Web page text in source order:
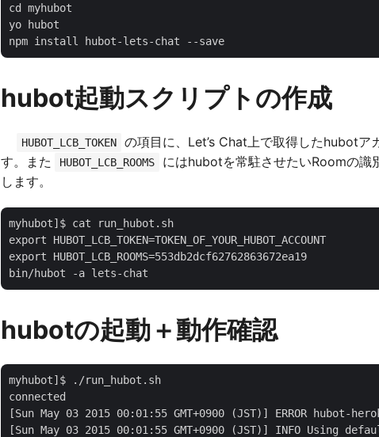
cd myhubot
yo hubot
hubot起動スクリプトの作成
HUBOT_LCB_TOKEN
の項目に、Let’s Chat上で取得したhubotア
す。また
HUBOT_LCB_ROOMS
にはhubotを常駐させたいRoomの識
します。
myhubot]$ cat run_hubot.sh
export HUBOT_LCB_TOKEN=TOKEN_OF_YOUR_HUBOT_ACCOUNT
export HUBOT_LCB_ROOMS=553db2dcf62762863672ea19
hubotの起動＋動作確認
myhubot]$ ./run_hubot.sh
connected
[Sun May 03 2015 00:01:55 GMT+0900 (JST)] ERROR hubot-
[Sun May 03 2015 00:01:55 GMT+0900 (JST)] INFO Using